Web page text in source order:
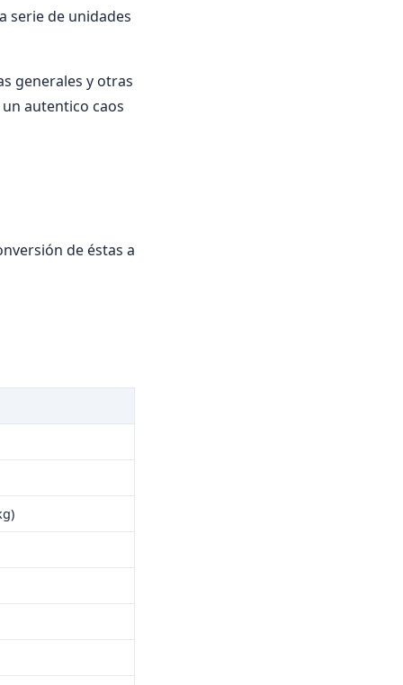
serie de unidades
generales y otras
autentico caos
de éstas a